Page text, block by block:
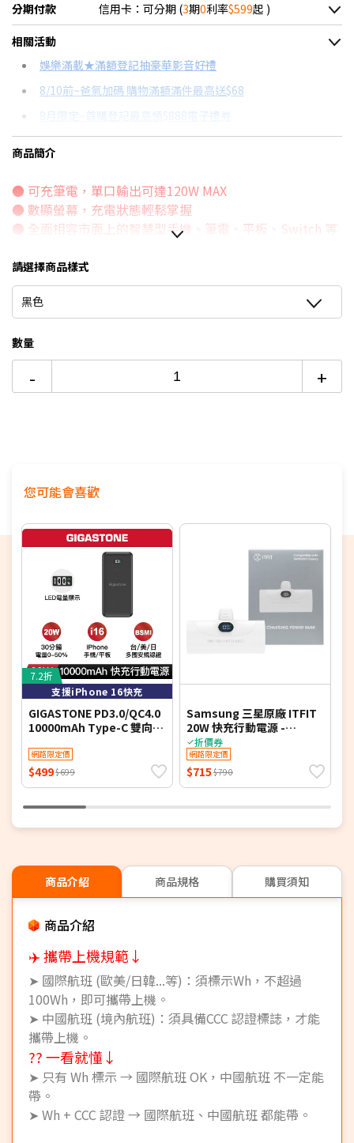
分期付款 信用卡：可分期 (3期0利率$599起 )
＊實際可分期數、適用利率，請以購物車顯示為主
信用卡分期
分期數
12期
24期
每期金額
$160
$82
配合銀行/業者
18家銀行/業者
相關活動
娛樂滿載★滿額登記抽豪華影音好禮
8/10前~爸氣加碼 購物滿額滿件最高送$68
8月限定~首購登記最高領$888電子禮券
台灣大哥大Open Possible聯名卡滿額最高回饋25%
行動電源怎麼挑→點我看達人教你買
商品簡介
● 可充筆電，單口輸出可達120W MAX
● 數顯螢幕，充電狀態輕鬆掌握
● 全面相容市面上的智慧型手機、筆電、平板、Switch 等
● Wh標示可上飛機，具備3C標示可到中國
⭐合格BSMI商檢 R36514
⭐產品責任險3500萬
請選擇商品樣式
黑色
數量
- +
您可能會喜歡
7.2折
支援iPhone 16快充
GIGASTONE PD3.0/QC4.0
10000mAh Type-C 雙向快
網路限定價
$499$699
Samsung 三星原廠 ITFIT
20W 快充行動電源 -
5000mAh (ITPW30)
折價券
網路限定價
$715 $790
商品介紹 商品規格 購買須知
商品介紹
✈️ 攜帶上機規範↓
➤ 國際航班 (歐美/日韓...等)：須標示Wh，不超過
100Wh，即可攜帶上機。
➤ 中國航班 (境內航班)：須具備CCC 認證標誌，才能
攜帶上機。
?? 一看就懂↓
➤ 只有 Wh 標示 → 國際航班 OK，中國航班 不一定能
帶。
➤ Wh + CCC 認證 → 國際航班、中國航班 都能帶。